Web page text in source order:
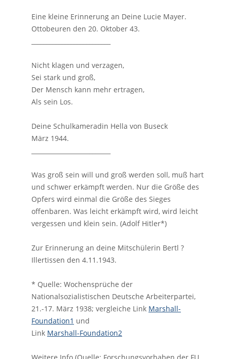
Eine kleine Erinnerung an Deine Lucie Mayer.
Ottobeuren den 20. Oktober 43.
Nicht klagen und verzagen,
Sei stark und groß,
Der Mensch kann mehr ertragen,
Als sein Los.
Deine Schulkameradin Hella von Buseck
März 1944.
Was groß sein will und groß werden soll, muß hart
und schwer erkämpft werden. Nur die Größe des
Opfers wird einmal die Größe des Sieges
offenbaren. Was leicht erkämpft wird, wird leicht
vergessen und klein sein. (Adolf Hitler*)
Zur Erinnerung an deine Mitschülerin Bertl ?
Illertissen den 4.11.1943.
* Quelle: Wochensprüche der
Nationalsozialistischen Deutsche Arbeiterpartei,
21.-17. März 1938; vergleiche Link Marshall-
Foundation1 und
Link Marshall-Foundation2